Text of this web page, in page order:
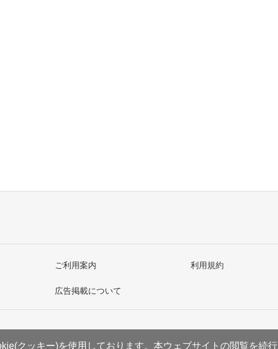
クッキー)を使用しております。本ウェブサイトの閲覧を続行
ご利用案内 利用規約
広告掲載について